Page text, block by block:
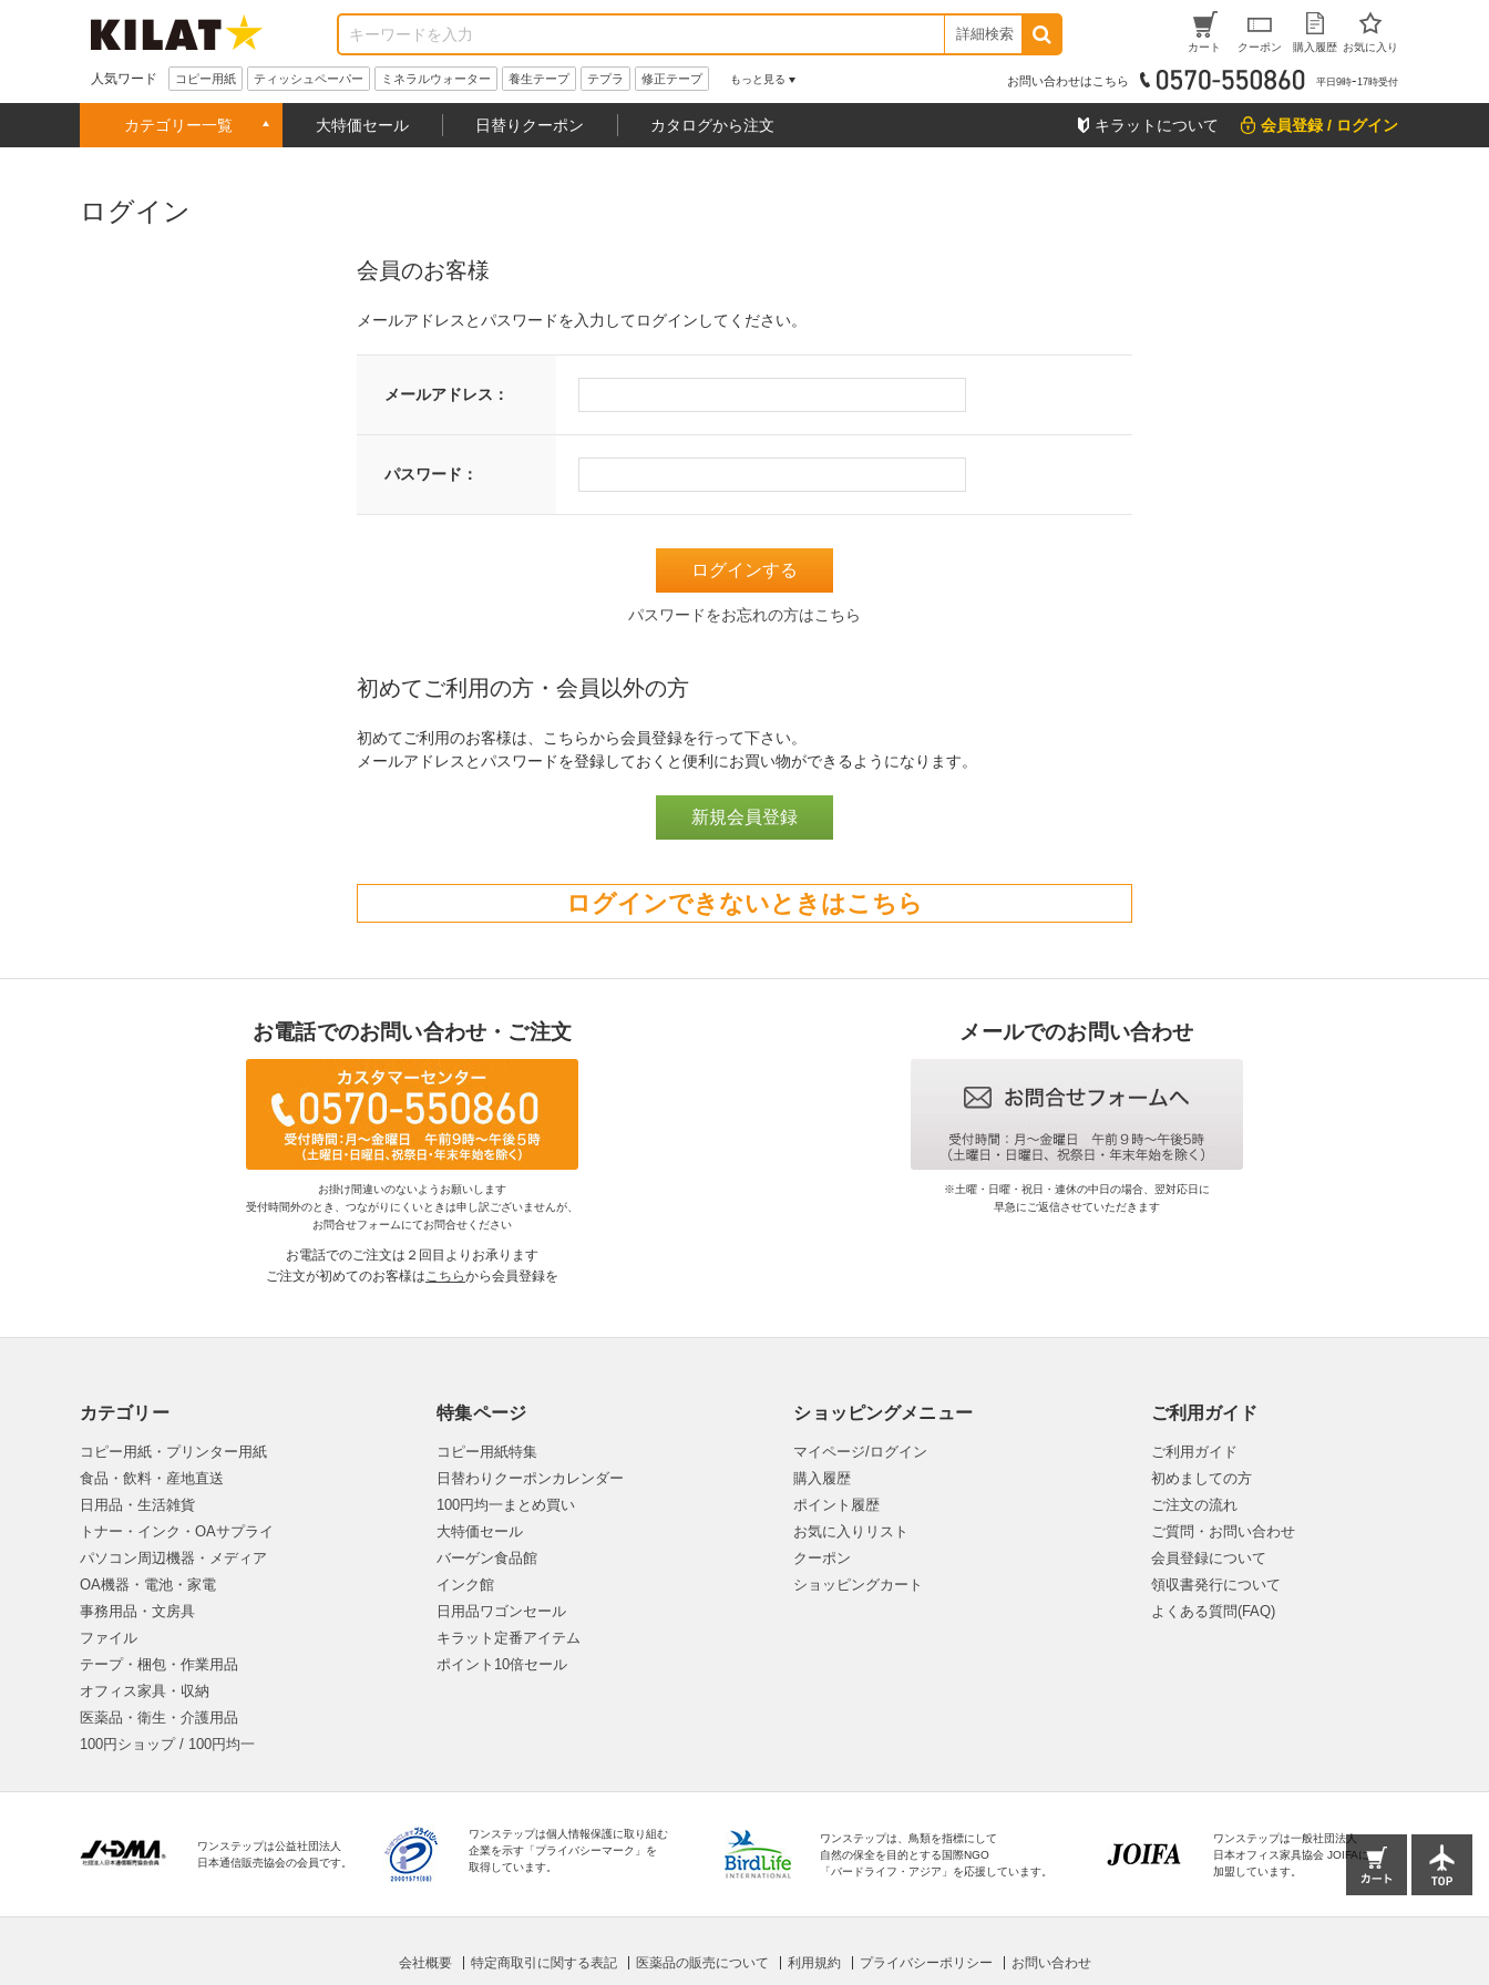
詳細検索
カート クーポン 購入履歴 お気に入り
人気ワード コピー用紙 ティッシュペーパー ミネラルウォーター 養生テープ テプラ 修正テープ もっと見る お問い合わせはこちら 平日9時ｰ17時受付
カテゴリー一覧 大特価セール 日替りクーポン カタログから注文 キラットについて 会員登録 / ログイン
ログイン
会員のお客様
メールアドレスとパスワードを入力してログインしてください。
メールアドレス：
パスワード：
パスワードをお忘れの方はこちら
初めてご利用の方・会員以外の方
初めてご利用のお客様は、こちらから会員登録を行って下さい。
メールアドレスとパスワードを登録しておくと便利にお買い物ができるようになります。
ログインできないときはこちら
お電話でのお問い合わせ・ご注文
お掛け間違いのないようお願いします
受付時間外のとき、つながりにくいときは申し訳ございませんが、
お問合せフォームにてお問合せください
お電話でのご注文は２回目よりお承ります
ご注文が初めてのお客様はこちらから会員登録を
メールでのお問い合わせ
※土曜・日曜・祝日・連休の中日の場合、翌対応日に
早急にご返信させていただきます
カテゴリー
コピー用紙・プリンター用紙
食品・飲料・産地直送
日用品・生活雑貨
トナー・インク・OAサプライ
パソコン周辺機器・メディア
OA機器・電池・家電
事務用品・文房具
ファイル
テープ・梱包・作業用品
オフィス家具・収納
医薬品・衛生・介護用品
100円ショップ / 100円均一
特集ページ
コピー用紙特集
日替わりクーポンカレンダー
100円均一まとめ買い
大特価セール
バーゲン食品館
インク館
日用品ワゴンセール
キラット定番アイテム
ポイント10倍セール
ショッピングメニュー
マイページ/ログイン
購入履歴
ポイント履歴
お気に入りリスト
クーポン
ショッピングカート
ご利用ガイド
ご利用ガイド
初めましての方
ご注文の流れ
ご質問・お問い合わせ
会員登録について
領収書発行について
よくある質問(FAQ)
ワンステップは公益社団法人
日本通信販売協会の会員です。
ワンステップは個人情報保護に取り組む
企業を示す「プライバシーマーク」を
取得しています。
ワンステップは、鳥類を指標にして
自然の保全を目的とする国際NGO
「バードライフ・アジア」を応援しています。
ワンステップは一般社団法人
日本オフィス家具協会 JOIFAに
加盟しています。
会社概要 特定商取引に関する表記 医薬品の販売について 利用規約 プライバシーポリシー お問い合わせ